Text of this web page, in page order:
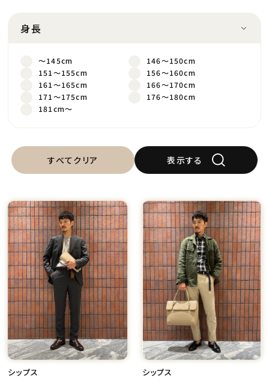
身長
～145cm
146～150cm
151～155cm
156～160cm
161～165cm
166～170cm
171～175cm
176～180cm
181cm～
すべてクリア 表示する
シップス シップス